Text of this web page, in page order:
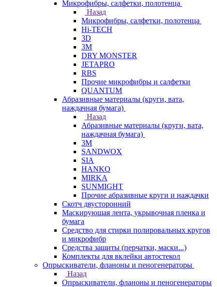
Микрофибры, салфетки, полотенца
Назад
Микрофибры, салфетки, полотенца
Hi-TECH
3D
3М
DRY MONSTER
JETAPRO
RBS
Прочие микрофибры и салфетки
QUANTUM
Абразивные материалы (круги, вата,
наждачная бумага)
Назад
Абразивные материалы (круги, вата,
наждачная бумага)
3М
SANDWOX
SIA
HANKO
MIRKA
SUNMIGHT
Прочие абразивные круги и наждачки
Скотч двусторонний
Маскирующая лента, укрывочная пленка и
бумага
Средство для стирки полировальных кругов
и микрофибр
Средства защиты (перчатки, маски...)
Комплекты для вклейки автостекол
Опрыскиватели, фланоны и пеногенераторы
Назад
Опрыскиватели, фланоны и пеногенераторы